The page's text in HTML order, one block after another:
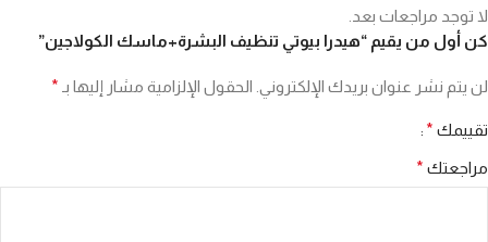
لا توجد مراجعات بعد.
كن أول من يقيم “هيدرا بيوتي تنظيف البشرة+ماسك الكولاجين”
لن يتم نشر عنوان بريدك الإلكتروني. الحقول الإلزامية مشار إليها بـ *
تقييمك *
مراجعتك *